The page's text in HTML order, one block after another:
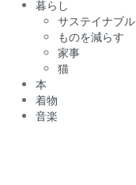
暮らし
サステイナブル
ものを減らす
家事
猫
本
着物
音楽